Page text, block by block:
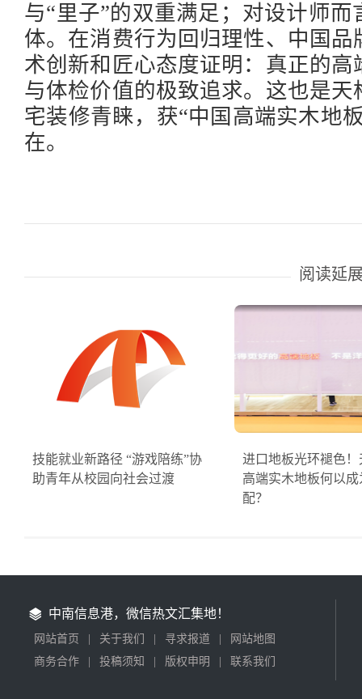
与“里子”的双重满足；对设计师
体。在消费行为回归理性、中国
术创新和匠心态度证明：真正的
与体检价值的极致追求。这也是
宅装修青睐，获“中国高端实木地
在。
阅读延
技能就业新路径 “游戏陪练”协
助青年从校园向社会过渡
进口地板光环褪色！
高端实木地板何以
配？
中南信息港，微信热文汇集地！
网站首页 关于我们 寻求报道
网站地图
商务合作
投稿须知 版权申明 联系我们